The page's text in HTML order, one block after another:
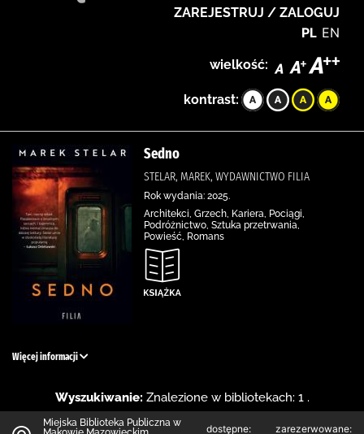
ZAREJESTRUJ / ZALOGUJ
PL EN
wielkość:
kontrast:
Sedno
STELAR, MAREK, WYDAWNICTWO FILIA
Rok wydania: 2025.
Architekci, Grzech, Kariera, Pociągi,
Podróżnictwo, Sztuka przetrwania,
Powieść, Romans
Więcej informacji
Wyszukiwanie: Znalezione w bibliotekach: 1 .
Miejska Biblioteka Publiczna w
dostępne: zarezerwowane: